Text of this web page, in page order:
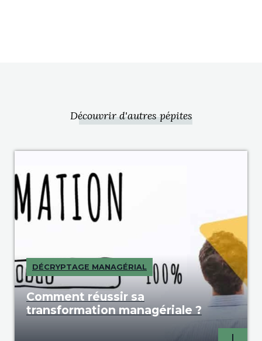
Découvrir d'autres pépites
DÉCRYPTAGE MANAGÉRIAL
Comment réussir sa
transformation managériale ?